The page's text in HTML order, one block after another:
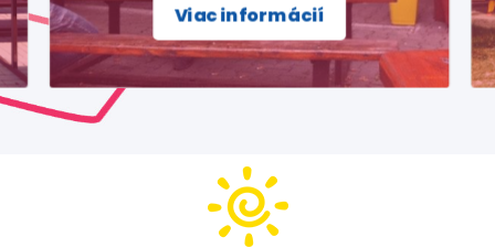
Viac informácií